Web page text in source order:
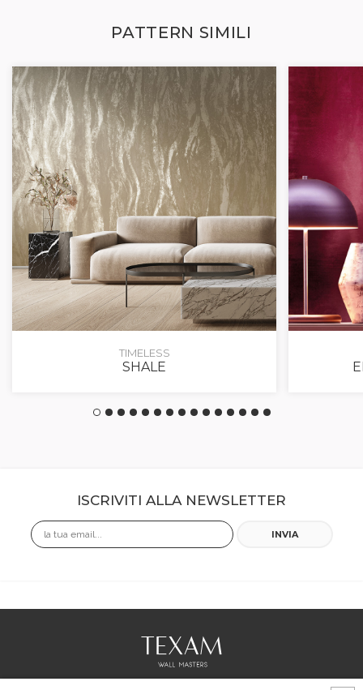
PATTERN SIMILI
TIMELESS
SHALE
ISCRIVITI ALLA NEWSLETTER
Email INVIA